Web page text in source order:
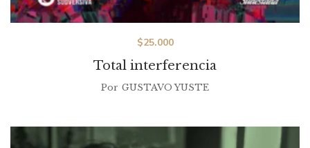
Total interferencia
$25.000
Por GUSTAVO YUSTE